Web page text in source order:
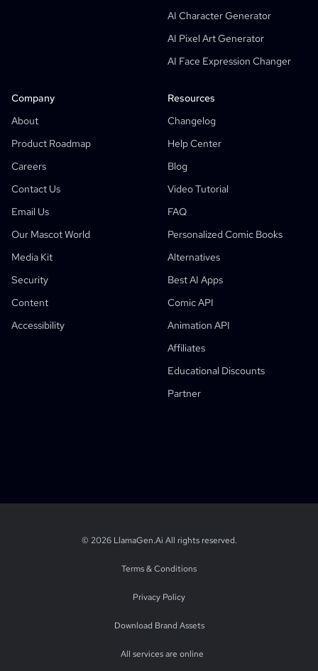
AI Character Generator
AI Pixel Art Generator
AI Face Expression Changer
Company
About
Product Roadmap
Careers
Contact Us
Email Us
Our Mascot World
Media Kit
Security
Content
Accessibility
Resources
Changelog
Help Center
Blog
Video Tutorial
FAQ
Personalized Comic Books
Alternatives
Best AI Apps
Comic API
Animation API
Affiliates
Educational Discounts
Partner
Camera Angle Control
AI Background Generator
AI Image Style Transfer
AI Pose Generator
AI Character Generator
AI Character Design
AI Anime Generator
AI Comic Factory
Children's Storybook Maker
Generative Workflows
AI Storybook Generator
Photo To Anime
AI Manga Script Generator
Black And White Image Filter
AI Manga Colorizer
Manga Maker
Manga Translator
Anime To Real Life
Anime Character Generator
© 2026 LlamaGen.Ai All rights reserved.
Terms & Conditions
Privacy Policy
Download Brand Assets
All services are online